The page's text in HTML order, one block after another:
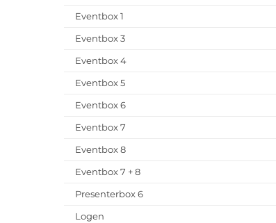
Eventbox 1
Eventbox 3
Eventbox 4
Eventbox 5
Eventbox 6
Eventbox 7
Eventbox 8
Eventbox 7 + 8
Presenterbox 6
Logen